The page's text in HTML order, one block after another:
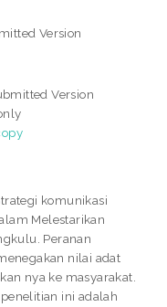
Version
Version
komunikasi
Melestarikan
Peranan
nilai adat
nya ke masyarakat.
ini adalah